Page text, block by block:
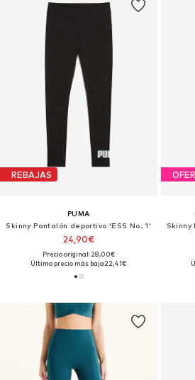
REBAJAS
PUMA
Skinny Pantalón deportivo 'ESS No. 1'
24,90€
Precio original: 28,00€
Último precio más bajo:22,41€